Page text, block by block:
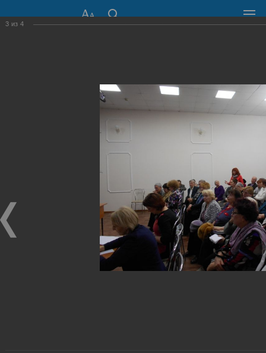
ГОРОДА НОВОСИБИРСКА
630099, г. Новосибирск, Красный проспект, 34
Общественная приемная
Фоторепортажи
Единый информационный день в Ленинском районе
3 из 4